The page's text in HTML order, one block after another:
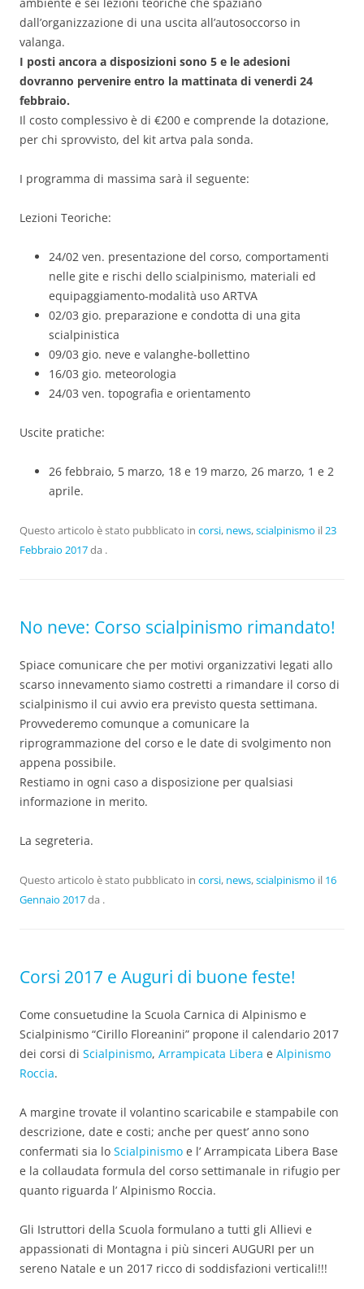
dall’organizzazione di una uscita all’autosoccorso in
valanga.
I posti ancora a disposizioni sono 5 e le adesioni
dovranno pervenire entro la mattinata di venerdi 24
febbraio.
Il costo complessivo è di €200 e comprende la dotazione,
per chi sprovvisto, del kit artva pala sonda.
I programma di massima sarà il seguente:
Lezioni Teoriche:
24/02 ven. presentazione del corso, comportamenti
nelle gite e rischi dello scialpinismo, materiali ed
equipaggiamento-modalità uso ARTVA
02/03 gio. preparazione e condotta di una gita
scialpinistica
09/03 gio. neve e valanghe-bollettino
16/03 gio. meteorologia
24/03 ven. topografia e orientamento
Uscite pratiche:
26 febbraio, 5 marzo, 18 e 19 marzo, 26 marzo, 1 e 2
aprile.
Questo articolo è stato pubblicato in corsi, news,scialpinismo il23
Febbraio 2017da .
No neve: Corso scialpinismo rimandato!
Spiace comunicare che per motivi organizzativi legati allo
scarso innevamento siamo costretti a rimandare il corso di
scialpinismo il cui avvio era previsto questa settimana.
Provvederemo comunque a comunicare la
riprogrammazione del corso e le date di svolgimento non
appena possibile.
Restiamo in ogni caso a disposizione per qualsiasi
informazione in merito.
La segreteria.
Questo articolo è stato pubblicato in corsi, news,scialpinismo il 16
Gennaio 2017da .
Corsi 2017 e Auguri di buone feste!
Come consuetudine la Scuola Carnica di Alpinismo e
Scialpinismo “Cirillo Floreanini” propone il calendario 2017
dei corsi di Scialpinismo, Arrampicata Libera e Alpinismo
Roccia.
A margine trovate il volantino scaricabile e stampabile con
descrizione, date e costi; anche per quest’ anno sono
confermati sia lo Scialpinismo e l’ Arrampicata Libera Base
e la collaudata formula del corso settimanale in rifugio per
quanto riguarda l’ Alpinismo Roccia.
Gli Istruttori della Scuola formulano a tutti gli Allievi e
appassionati di Montagna i più sinceri AUGURI per un
sereno Natale e un 2017 ricco di soddisfazioni verticali!!!